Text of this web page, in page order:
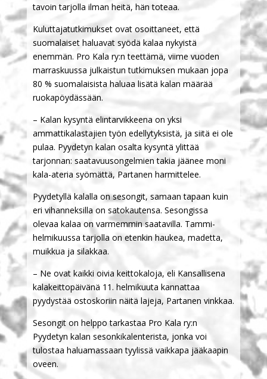
tavoin tarjolla ilman heitä, hän toteaa.
Kuluttajatutkimukset ovat osoittaneet, että
suomalaiset haluavat syödä kalaa nykyistä
enemmän. Pro Kala ry:n teettämä, viime vuoden
marraskuussa julkaistun tutkimuksen mukaan jopa
80 % suomalaisista haluaa lisätä kalan määrää
ruokapöydässään.
– Kalan kysyntä elintarvikkeena on yksi
ammattikalastajien työn edellytyksistä, ja siitä ei ole
pulaa. Pyydetyn kalan osalta kysyntä ylittää
tarjonnan: saatavuusongelmien takia jäänee moni
kala-ateria syömättä, Partanen harmittelee.
Pyydetyllä kalalla on sesongit, samaan tapaan kuin
eri vihanneksilla on satokautensa. Sesongissa
olevaa kalaa on varmemmin saatavilla. Tammi-
helmikuussa tarjolla on etenkin haukea, madetta,
muikkua ja silakkaa.
– Ne ovat kaikki oivia keittokaloja, eli Kansallisena
kalakeittopäivänä 11. helmikuuta kannattaa
pyydystää ostoskoriin näitä lajeja, Partanen vinkkaa.
Sesongit on helppo tarkastaa Pro Kala ry:n
Pyydetyn kalan sesonkikalenterista, jonka voi
tulostaa haluamassaan tyylissä vaikkapa jääkaapin
oveen.